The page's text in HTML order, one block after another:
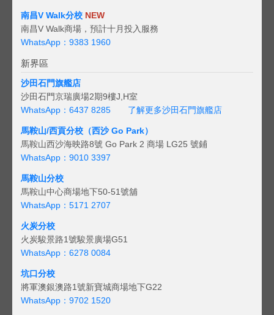
南昌V Walk分校 NEW
南昌V Walk商場，預計十月投入服務
WhatsApp：9383 1960
新界區
沙田石門旗艦店
沙田石門京瑞廣場2期9樓J,H室
WhatsApp：6437 8285
了解更多沙田石門旗艦店
馬鞍山/西貢分校（西沙 Go Park）
馬鞍山西沙海映路8號 Go Park 2 商場 LG25 號鋪
WhatsApp：9010 3397
馬鞍山分校
馬鞍山中心商場地下50-51號舖
WhatsApp：5171 2707
火炭分校
火炭駿景路1號駿景廣場G51
WhatsApp：6278 0084
坑口分校
將軍澳銀澳路1號新寶城商場地下G22
WhatsApp：9702 1520